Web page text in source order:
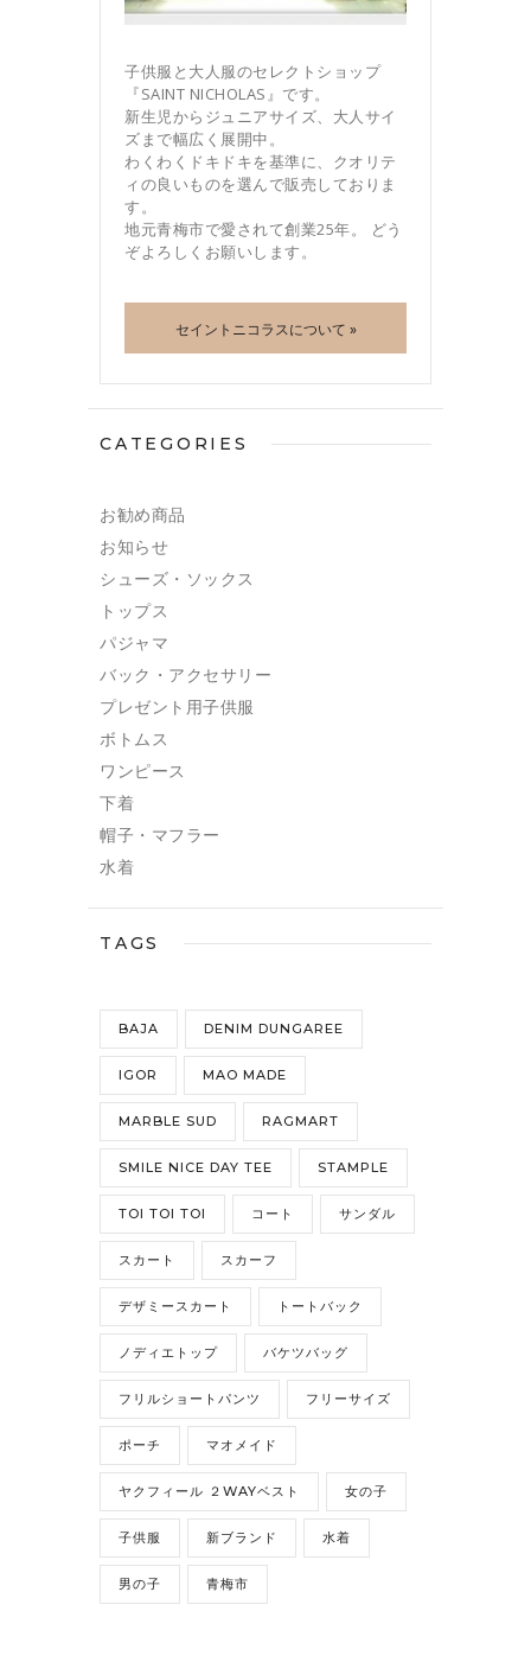
子供服と大人服のセレクトショップ
『SAINT NICHOLAS』です。
新生児からジュニアサイズ、大人サイ
ズまで幅広く展開中。
わくわくドキドキを基準に、クオリテ
ィの良いものを選んで販売しておりま
す。
地元青梅市で愛されて創業25年。 どう
ぞよろしくお願いします。
セイントニコラスについて »
CATEGORIES
お勧め商品
お知らせ
シューズ・ソックス
トップス
パジャマ
バック・アクセサリー
プレゼント用子供服
ボトムス
ワンピース
下着
帽子・マフラー
水着
TAGS
BAJA DENIM DUNGAREE
IGOR MAO MADE
MARBLE SUD RAGMART
SMILE NICE DAY TEE STAMPLE
TOI TOI TOI コート サンダル
スカート スカーフ
デザミースカート トートバック
ノディエトップ バケツバッグ
フリルショートパンツ フリーサイズ
ポーチ マオメイド
ヤクフィール ２WAYベスト 女の子
子供服 新ブランド 水着
男の子 青梅市